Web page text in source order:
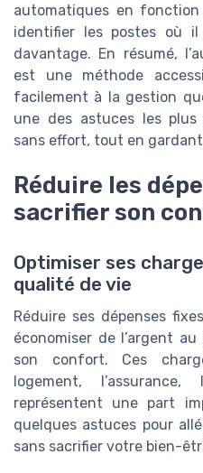
automatiques en
identifier les postes où il
davantage. En résumé,
est une méthode
facilement à la gestion
une des astuces les plus
sans effort, tout en
Réduire les
sacrifier son
Optimiser ses
qualité de vie
Réduire ses dépenses
économiser de l’argent
son confort. Ces
logement,
représentent une part
quelques astuces pour
sans sacrifier votre bien-